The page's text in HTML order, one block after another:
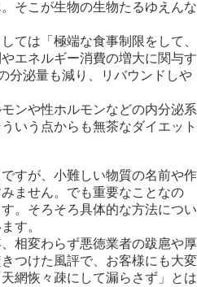
そこが生物の生物たるゆえんな
ては「極端な食事制限をして、
エネルギー消費の増大に関与す
分泌量も減り、リバウンドしや
ンや性ホルモンなどの内分泌系
いう点からも無茶なダイエット
すが、小難しい物質の名前や作
ません。でも重要なことなの
。そろそろ具体的な方法につい
す。
相変わらず悪徳業者の跋扈や厚
つけた風評で、お客様にも大変
網恢々疎にして漏らさず」とは